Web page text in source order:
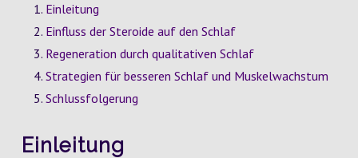
Einleitung
Einfluss der Steroide auf den Schlaf
Regeneration durch qualitativen Schlaf
Strategien für besseren Schlaf und Muskelwachstum
Schlussfolgerung
Einleitung